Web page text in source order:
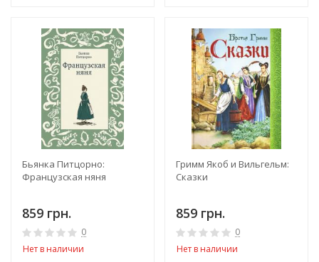
Бьянка Питцорно:
Французская няня
859 грн.
0
Нет в наличии
Гримм Якоб и Вильгельм:
Сказки
859 грн.
0
Нет в наличии